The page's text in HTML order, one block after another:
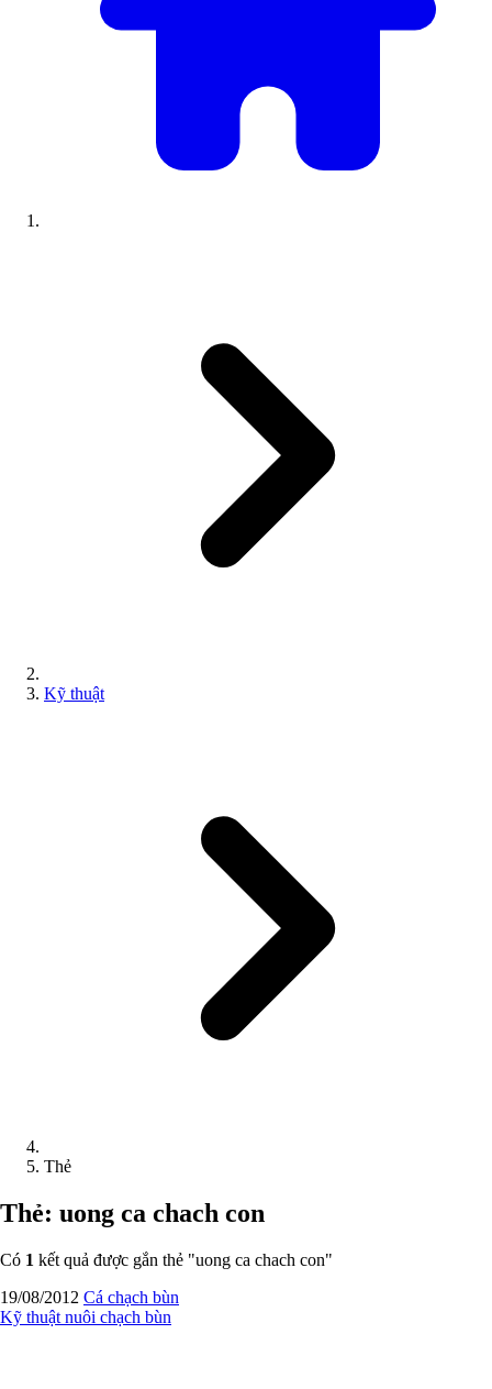
Kỹ thuật
Thẻ
Thẻ: uong ca chach con
Có 1 kết quả được gắn thẻ "uong ca chach con"
19/08/2012 Cá chạch bùn
Kỹ thuật nuôi chạch bùn